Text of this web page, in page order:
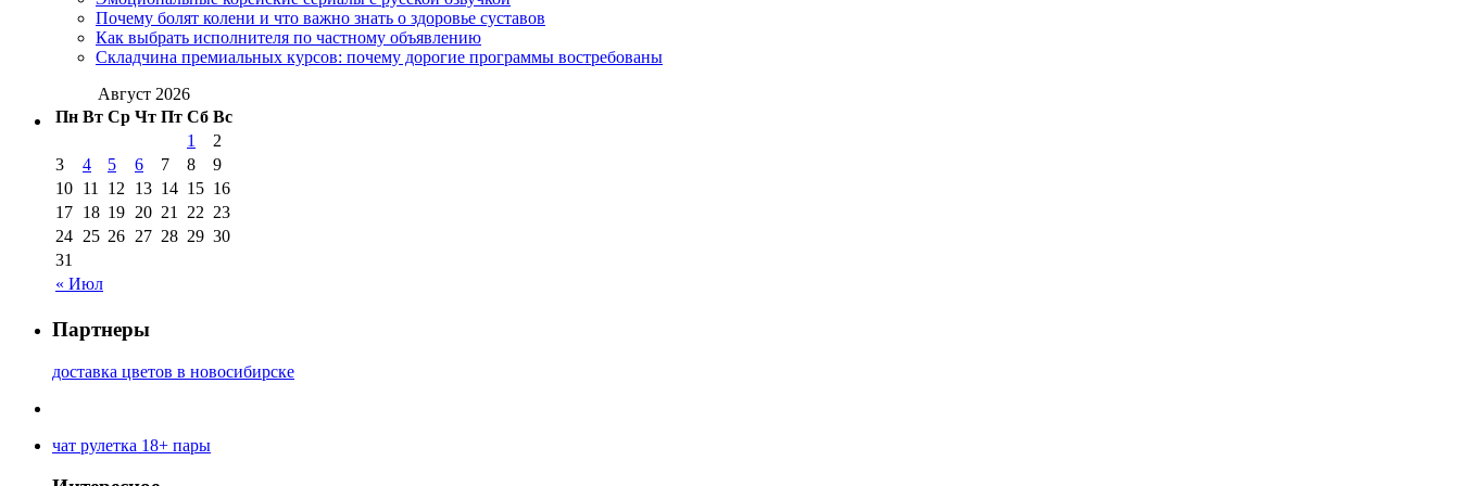
Почему болят колени и что важно знать о здоровье суставов
Как выбрать исполнителя по частному объявлению
Складчина премиальных курсов: почему дорогие программы востребованы
Август 2026
Пн Вт Ср Чт Пт Сб Вс
« Июл
1
2
3
4 5 6 7 8
9
10 11 12 13 14 15 16
17 18 19 20 21 22 23
24 25 26 27 28 29 30
31
Партнеры
доставка цветов в новосибирске
чат рулетка 18+ пары